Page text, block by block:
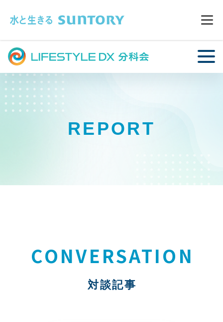
メ
REPORT
CONVERSATION
対談記事